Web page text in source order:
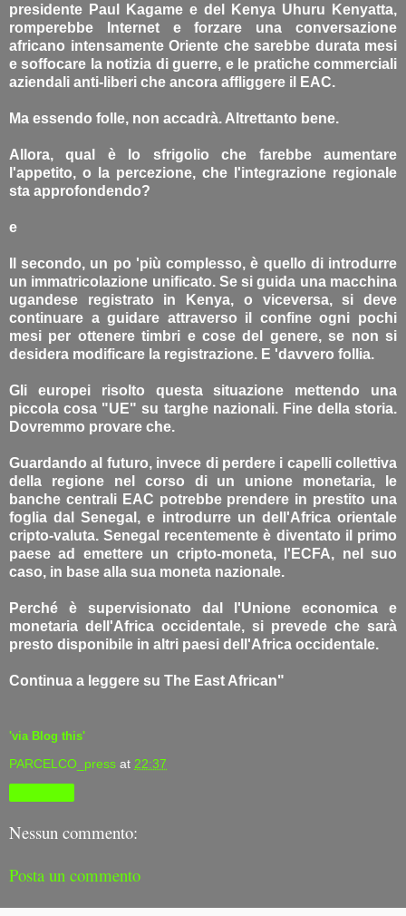
presidente Paul Kagame e del Kenya Uhuru Kenyatta,
romperebbe Internet e forzare una conversazione
africano intensamente Oriente che sarebbe durata mesi
e soffocare la notizia di guerre, e le pratiche commerciali
aziendali anti-liberi che ancora affliggere il EAC.
Ma essendo folle, non accadrà. Altrettanto bene.
Allora, qual è lo sfrigolio che farebbe aumentare
l'appetito, o la percezione, che l'integrazione regionale
sta approfondendo?
e
Il secondo, un po 'più complesso, è quello di introdurre
un immatricolazione unificato. Se si guida una macchina
ugandese registrato in Kenya, o viceversa, si deve
continuare a guidare attraverso il confine ogni pochi
mesi per ottenere timbri e cose del genere, se non si
desidera modificare la registrazione. E 'davvero follia.
Gli europei risolto questa situazione mettendo una
piccola cosa "UE" su targhe nazionali. Fine della storia.
Dovremmo provare che.
Guardando al futuro, invece di perdere i capelli collettiva
della regione nel corso di un unione monetaria, le
banche centrali EAC potrebbe prendere in prestito una
foglia dal Senegal, e introdurre un dell'Africa orientale
cripto-valuta. Senegal recentemente è diventato il primo
paese ad emettere un cripto-moneta, l'ECFA, nel suo
caso, in base alla sua moneta nazionale.
Perché è supervisionato dal l'Unione economica e
monetaria dell'Africa occidentale, si prevede che sarà
presto disponibile in altri paesi dell'Africa occidentale.
Continua a leggere su The East African"
'via Blog this'
PARCELCO_press at 22:37
Nessun commento:
Posta un commento